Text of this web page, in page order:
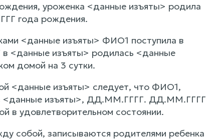
уроженка <данные изъяты> родила
года рождения.
<данные изъяты> ФИО1 поступила в
изъяты> родилась <данные
домой на 3 сутки.
<данные изъяты> следует, что ФИО1,
в <данные изъяты>, ДД.ММ.ГГГГ. ДД.ММ.ГГГГ
в удовлетворительном состоянии.
собой, записываются родителями ребенка